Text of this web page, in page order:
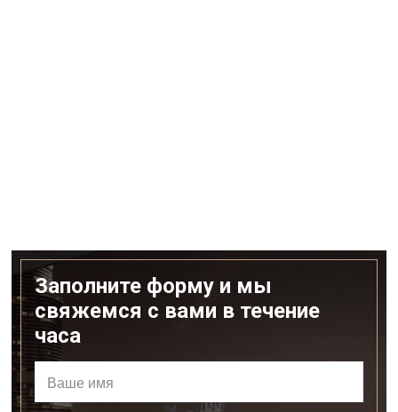
Заполните форму и мы
свяжемся с вами в течение
часа